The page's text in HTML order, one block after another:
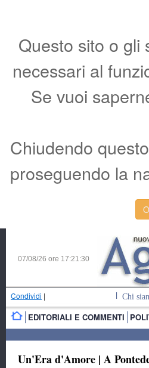
Questo sito o gli
necessari al
Se vuoi
Chiudendo
proseguendo la
07/08/26 ore 17:21:31
Condividi | Chi
EDITORIALI E COMMENTI
Un'Era d'Amore | A